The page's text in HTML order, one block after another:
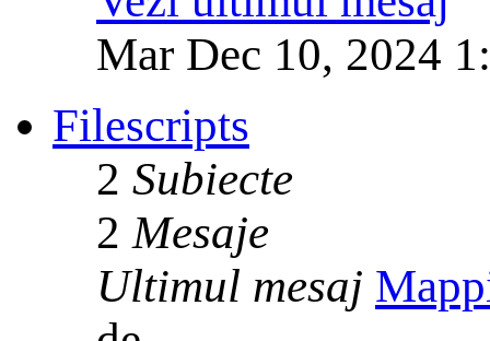
Mar Dec 10, 2024
Filescripts
2 Subiecte
2 Mesaje
Ultimul mesaj